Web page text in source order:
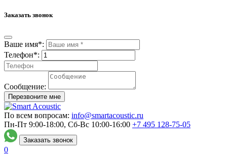
Заказать звонок
Ваше имя*:
Телефон*:
Сообщение:
Перезвоните мне
По всем вопросам: info@smartacoustic.ru
Пн-Пт 9:00-18:00, Сб-Вс 10:00-16:00 +7 495 128-75-05
Заказать звонок
0